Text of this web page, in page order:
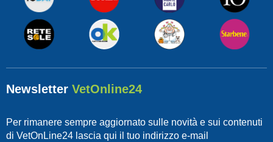
Newsletter VetOnline24
Per rimanere sempre aggiornato sulle novità e sui contenuti
di VetOnLine24 lascia qui il tuo indirizzo e-mail